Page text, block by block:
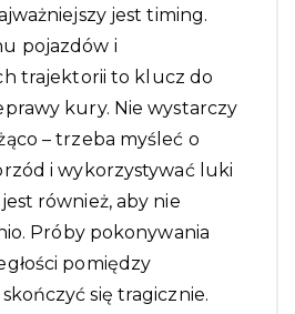
jest timing.
pojazdów i
trajektorii to klucz do
kury. Nie wystarczy
– trzeba myśleć o
i wykorzystywać luki
również, aby nie
Próby pokonywania
pomiędzy
się tragicznie.